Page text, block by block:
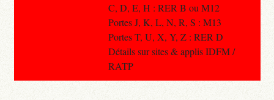
C, D, E, H : RER B ou M12
Portes J, K, L, N, R, S : M13
Portes T, U, X, Y, Z : RER D
Détails sur sites & applis IDFM /
RATP